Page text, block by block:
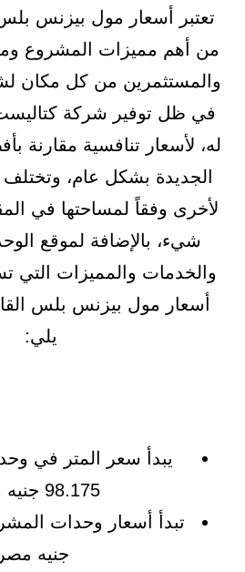
تعتبر أسعار مول بيزنس
من أهم مميزات المشروع
والمستثمرين من كل مكان
في ظل توفير شركة كتاليست
له، لأسعار تنافسية مقارنة
الجديدة بشكل عام،
لأخرى وفقاً لمساحتها في
شيء، بالإضافة لموقع
والخدمات والمميزات التي
أسعار مول بيزنس بلس
يلي:
يبدأ سعر المتر في
98.175 جنيه مصري.
جنيه